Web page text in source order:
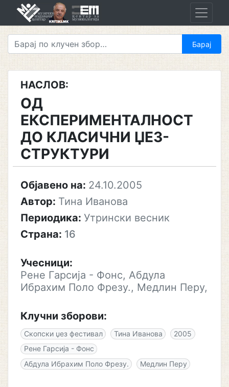
НАСЛОВ:
ОД
ЕКСПЕРИМЕНТАЛНОСТ
ДО КЛАСИЧНИ ЏЕЗ-
СТРУКТУРИ
Објавено на: 24.10.2005
Автор: Тина Иванова
Периодика: Утрински весник
Страна: 16
Учесници:
Рене Гарсија - Фонс, Абдула
Ибрахим Поло Фрезу., Медлин Перу,
Клучни зборови:
Скопски џез фестивал Тина Иванова
2005
Рене Гарсија - Фонс
Абдула Ибрахим Поло Фрезу.
Медлин Перу